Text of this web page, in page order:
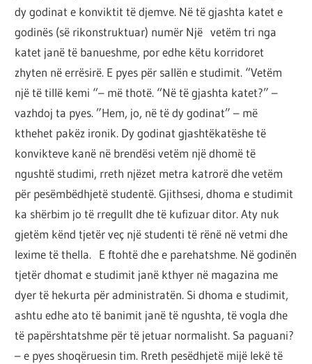
dy godinat e konviktit të djemve. Në të gjashta katet e
godinës (së rikonstruktuar) numër Një vetëm tri nga
katet janë të banueshme, por edhe këtu korridoret
zhyten në errësirë. E pyes për sallën e studimit. “Vetëm
një të tillë kemi “– më thotë. “Në të gjashta katet?” –
vazhdoj ta pyes. ”Hem, jo, në të dy godinat” – më
kthehet pakëz ironik. Dy godinat gjashtëkatëshe të
konvikteve kanë në brendësi vetëm një dhomë të
ngushtë studimi, rreth njëzet metra katrorë dhe vetëm
për pesëmbëdhjetë studentë. Gjithsesi, dhoma e studimit
ka shërbim jo të rregullt dhe të kufizuar ditor. Aty nuk
gjetëm kënd tjetër veç një studenti të rënë në vetmi dhe
lexime të thella. E ftohtë dhe e parehatshme. Në godinën
tjetër dhomat e studimit janë kthyer në magazina me
dyer të hekurta për administratën. Si dhoma e studimit,
ashtu edhe ato të banimit janë të ngushta, të vogla dhe
të papërshtatshme për të jetuar normalisht. Sa paguani?
– e pyes shoqëruesin tim. Rreth pesëdhjetë mijë lekë të